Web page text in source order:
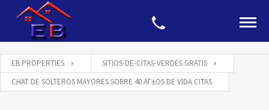
EB PROPERTIES
SITIOS-DE-CITAS-VERDES GRATIS
CHAT DE SOLTEROS MAYORES SOBRE 40 AГ±OS DE VIDA CITAS